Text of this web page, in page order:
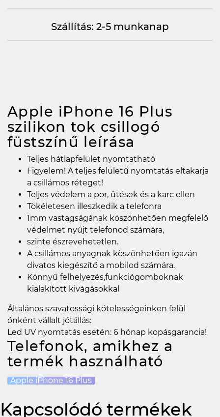
Szállítás: 2-5 munkanap
Apple iPhone 16 Plus
szilikon tok csillogó
füstszínű leírása
Teljes hátlapfelület nyomtatható
Figyelem! A teljes felületű nyomtatás eltakarja
a csillámos réteget!
Teljes védelem a por, ütések és a karc ellen
Tökéletesen illeszkedik a telefonra
1mm vastagságának köszönhetően megfelelő
védelmet nyújt telefonod számára,
szinte észrevehetetlen.
A csillámos anyagnak köszönhetően igazán
divatos kiegészítő a mobilod számára.
Könnyű felhelyezés,funkciógomboknak
kialakított kivágásokkal
Általános szavatossági kötelességeinken felül
önként vállalt jótállás:
Led UV nyomtatás esetén: 6 hónap kopásgarancia!
Telefonok, amikhez a
termék használható
Apple iPhone 16 Plus
Kapcsolódó termékek